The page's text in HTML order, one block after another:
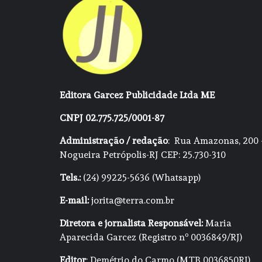
Editora Garcez Publicidade Ltda ME
CNPJ 02.775.725/0001-87
Administração / redação: Rua Amazonas, 200
Nogueira Petrópolis-RJ CEP: 25.730-310
Tels.:(24) 99225-5636 (Whatsapp)
E-mail:jorita@terra.com.br
Diretora e jornalista Responsável:Maria
Aparecida Garcez (Registro nº 0036849/RJ)
Editor: Demétrio do Carmo (MTB 0036850RJ)